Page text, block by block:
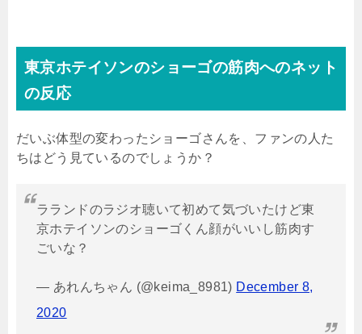
東京ホテイソンのショーゴの筋肉へのネット
の反応
だいぶ体型の変わったショーゴさんを、ファンの人た
ちはどう見ているのでしょうか？
ラランドのラジオ聴いて初めて気づいたけど東
京ホテイソンのショーゴくん顔がいいし筋肉す
ごいな？
— あれんちゃん (@keima_8981) December 8,
2020